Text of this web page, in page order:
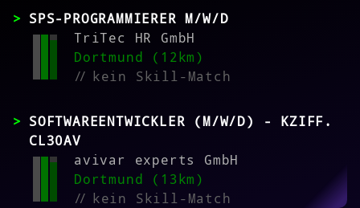
SPS-PROGRAMMIERER M/W/D
TriTec HR GmbH
Dortmund (12km)
//kein Skill-Match
SOFTWAREENTWICKLER (M/W/D) - KZIFF.
CL30AV
avivar experts GmbH
Dortmund (13km)
//kein Skill-Match